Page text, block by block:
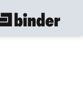
显示所有